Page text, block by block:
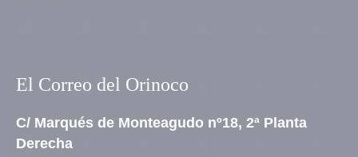
El Correo del Orinoco
C/ Marqués de Monteagudo nº18, 2ª Planta
Derecha